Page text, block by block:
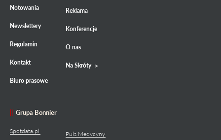
Notowania
Newslettery
Regulamin
Kontakt
Biuro prasowe
Reklama
Konferencje
O nas
Na Skróty
Grupa Bonnier
Spotdata.pl Puls Medycyny